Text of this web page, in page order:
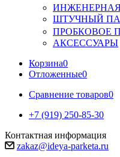
ИНЖЕНЕРНАЯ
ШТУЧНЫЙ
ПРОБКОВОЕ
АКСЕССУАРЫ
Корзина0
Отложенные0
Сравнение товаров0
+7 (919) 250-85-30
Контактная информация
zakaz@ideya-parketa.ru